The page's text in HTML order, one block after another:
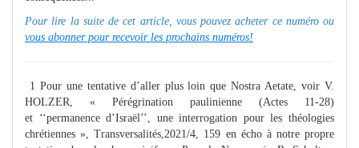
Pour lire la suite de cet article, vous pouvez acheter ce numéro ou
vous abonner pour recevoir les prochains numéros!
1 Pour une tentative d’aller plus loin que Nostra Aetate, voir V.
HOLZER, « Pérégrination paulinienne (Actes 11-28)
et ‘‘permanence d’Israël’’, une interrogation pour les théologies
chrétiennes », Transversalités,2021/4, 159 en écho à notre propre